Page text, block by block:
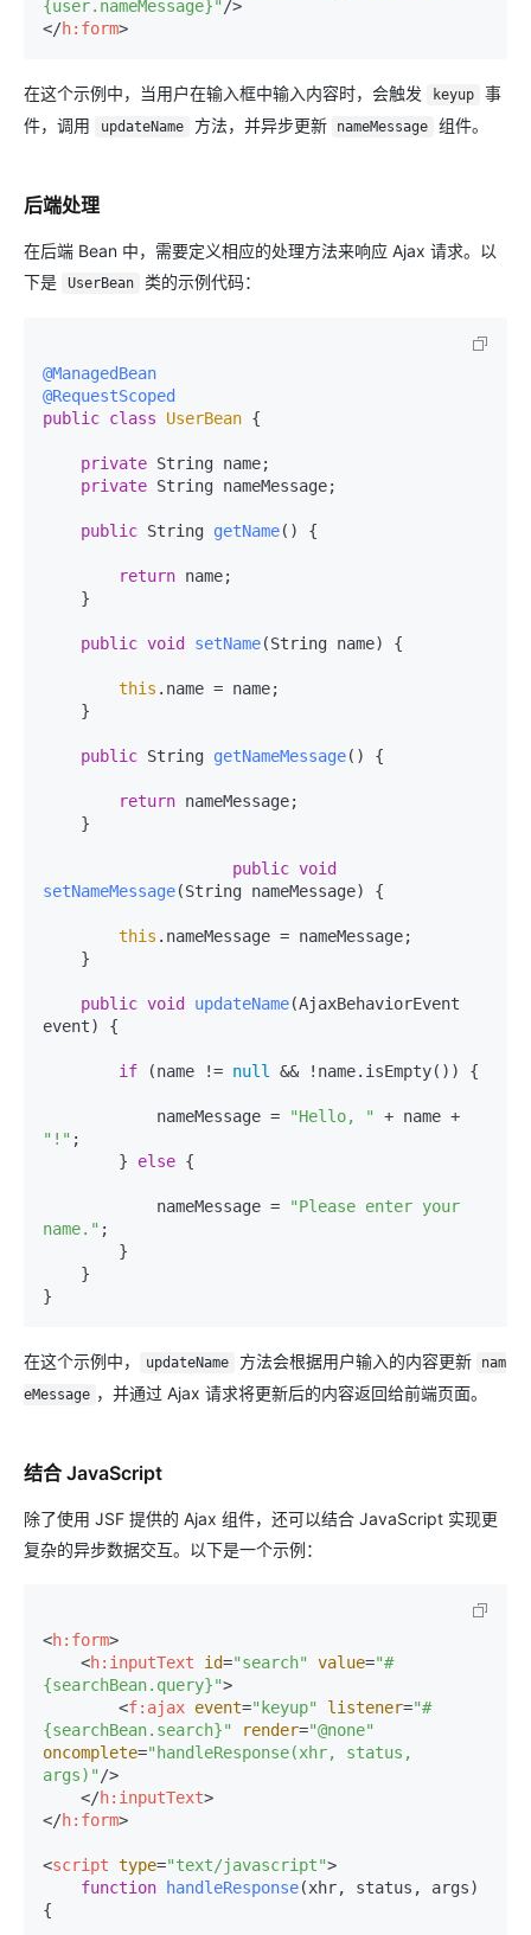
{user.nameMessage}" />
</h:form>
在这个示例中，当用户在输入框中输入内容时，会触发 keyup
事
件，调用
updateName 方法，并异步更新 nameMessage 组件。
后端处理
在后端 Bean 中，需要定义相应的处理方法来响应 Ajax 请求。以
下是
UserBean 类的示例代码：
@ManagedBean
@RequestScoped
public class UserBean {
private String name;
private String nameMessage;
public String getName() {
return name;
public void setName(String name) {
this .name = name;
public String getNameMessage() {
return nameMessage;
public void
setNameMessage(String nameMessage) {
this .nameMessage = nameMessage;
public void updateName(AjaxBehaviorEvent
event)
{
if (name != null && !name.isEmpty()) {
            nameMessage =
"Hello, "
"!" ;
        }
else {
            nameMessage =
"Please enter your
name." ;
在这个示例中， updateName 方法会根据用户输入的内容更新
nam
eMessage ，并通过 Ajax 请求将更新后的内容返回给前端页面。
结合 JavaScript
除了使用 JSF 提供的 Ajax 组件，还可以结合 JavaScript 实现更
复杂的异步数据交互。以下是一个示例：
<h:form>
<h:inputText id="search" value="#
{searchBean.query}">
<f:ajax event="keyup" listener="#
{searchBean.search}"
render="@none"
oncomplete="handleResponse(xhr, status,
args)" />
</h:inputText>
</h:form>
<script type="text/javascript">
function
handleResponse(xhr, status, args)
{